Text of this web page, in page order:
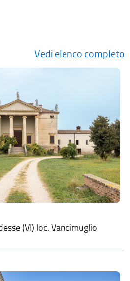
Vedi elenco completo
(VI) loc. Vancimuglio